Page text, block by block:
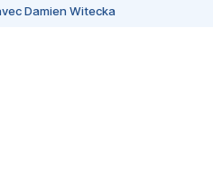
Damien Witecka